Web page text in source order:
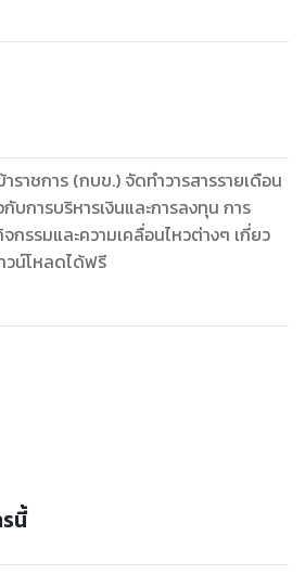
าชการ (กบข.) จัดทำวารสารรายเดือน
บการบริหารเงินและการลงทุน การ
กรรมและความเคลื่อนไหวต่างๆ เกี่ยว
วน์โหลดได้ฟรี
นี้